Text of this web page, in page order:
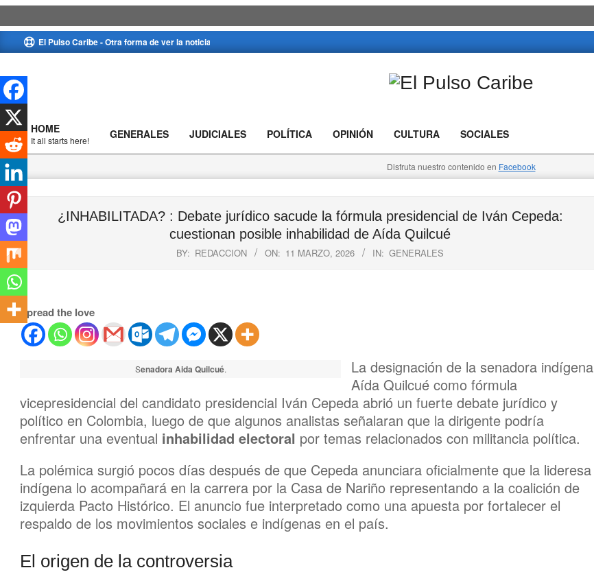
to
El Pulso Caribe - Otra forma de ver la noticia
Caribe
Primary
Navigation
Menu
HOME
It all starts here! GENERALES JUDICIALES POLÍTICA OPINIÓN CULTURA SOCIALES
Disfruta nuestro contenido en Facebook
¿INHABILITADA? : Debate jurídico sacude la fórmula presidencial de Iván Cepeda:
cuestionan posible inhabilidad de Aída Quilcué
BY: REDACCION ON: 11 MARZO, 2026 IN: GENERALES
Spread the love
Senadora Aida Quilcué.
La designación de la senadora indígena
Aída Quilcué como fórmula
vicepresidencial del candidato presidencial Iván Cepeda abrió un fuerte debate jurídico y
político en Colombia, luego de que algunos analistas señalaran que la dirigente podría
enfrentar una eventual inhabilidad electoral por temas relacionados con militancia política.
La polémica surgió pocos días después de que Cepeda anunciara oficialmente que la lideresa
indígena lo acompañará en la carrera por la Casa de Nariño representando a la coalición de
izquierda Pacto Histórico. El anuncio fue interpretado como una apuesta por fortalecer el
respaldo de los movimientos sociales e indígenas en el país.
El origen de la controversia